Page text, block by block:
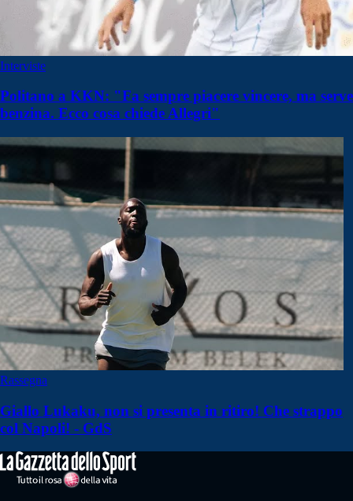
Interviste
Politano a KKN: "Fa sempre piacere vincere, ma serve
benzina. Ecco cosa chiede Allegri"
Rassegna
Giallo Lukaku, non si presenta in ritiro! Che strappo
col Napoli! - GdS